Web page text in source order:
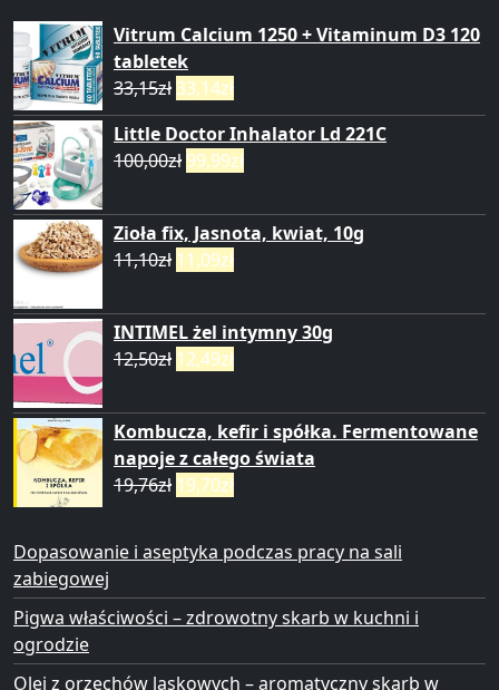
Vitrum Calcium 1250 + Vitaminum D3 120
tabletek
33,15zł 33,14zł
Little Doctor Inhalator Ld 221C
100,00zł 99,99zł
Zioła fix, Jasnota, kwiat, 10g
11,10zł 11,09zł
INTIMEL żel intymny 30g
12,50zł 12,49zł
Kombucza, kefir i spółka. Fermentowane
napoje z całego świata
19,76zł 19,70zł
Dopasowanie i aseptyka podczas pracy na sali
zabiegowej
Pigwa właściwości – zdrowotny skarb w kuchni i
ogrodzie
Olej z orzechów laskowych – aromatyczny skarb w